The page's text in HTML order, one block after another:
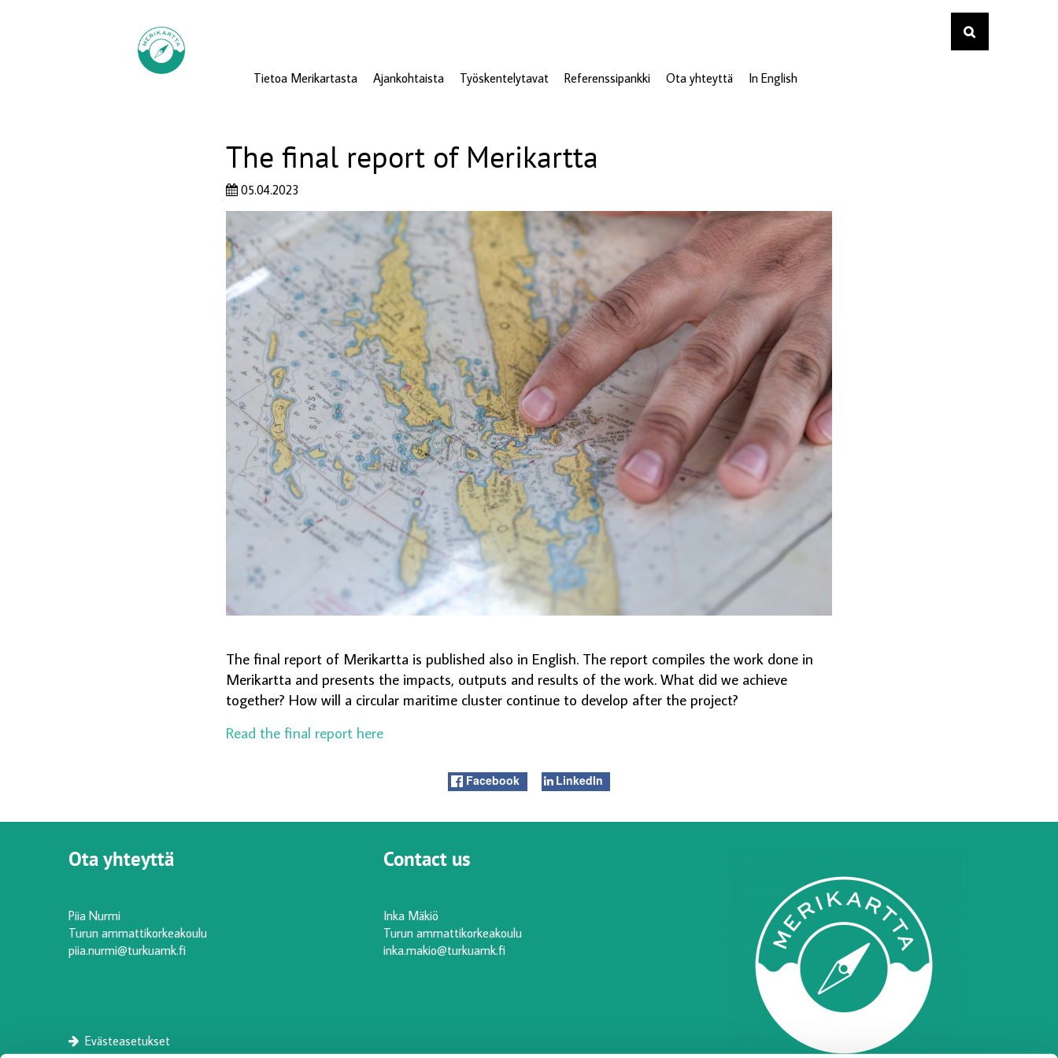
Tietoa Merikartasta Ajankohtaista Työskentelytavat Referenssipankki Ota yhteyttä In English
The final report of Merikartta
05.04.2023
The final report of Merikartta is published also in English. The report compiles the work done in
Merikartta and presents the impacts, outputs and results of the work. What did we achieve
together? How will a circular maritime cluster continue to develop after the project?
Read the final report here
Facebook LinkedIn
Ota yhteyttä
Piia Nurmi
Turun ammattikorkeakoulu
piia.nurmi@turkuamk.fi
Evästeasetukset
Contact us
Inka Mäkiö
Turun ammattikorkeakoulu
inka.makio@turkuamk.fi